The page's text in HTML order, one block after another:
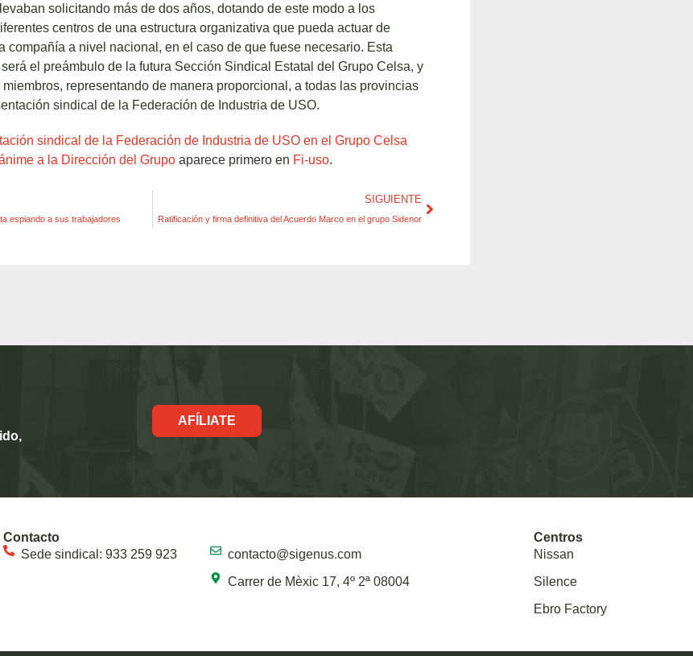
solicitando más de dos años, dotando de este modo a los
centros de una estructura organizativa que pueda actuar de
compañía a nivel nacional, en el caso de que fuese necesario. Esta
el preámbulo de la futura Sección Sindical Estatal del Grupo Celsa, y
representando de manera proporcional, a todas las provincias
sindical de la Federación de Industria de USO.
sindical de la Federación de Industria de USO en el Grupo Celsa
a la Dirección del Grupo aparece primero en Fi-uso.
espiando a sus trabajadores
SIGUIENTE
Ratificación y firma definitiva del Acuerdo Marco en el grupo Sidenor
AFÍLIATE
Contacto
Sede sindical: 933 259 923
contacto@sigenus.com
Carrer de Mèxic 17, 4º 2ª 08004
Centros
Nissan
Silence
Ebro Factory